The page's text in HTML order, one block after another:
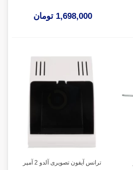
1,698,000 تومان
ترانس آیفون تصویری آلدو 2 آمپر